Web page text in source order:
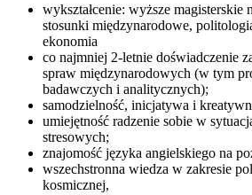
wykształcenie: wyższe
stosunki międzynarodowe,
ekonomia
co najmniej 2-letnie doświadczenie
spraw międzynarodowych (w tym
badawczych i analitycznych);
samodzielność, inicjatywa i
umiejętność radzenie sobie w
stresowych;
znajomość języka angielskiego na
wszechstronna wiedza w zakresie
kosmicznej,